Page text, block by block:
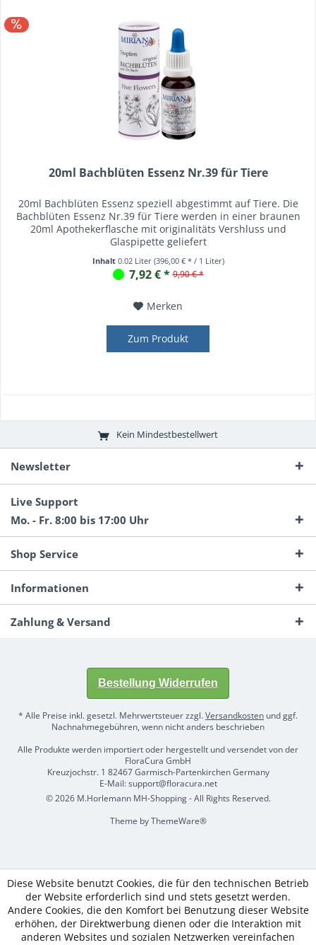
20ml Bachblüten Essenz Nr.39 für Tiere
20ml Bachblüten Essenz speziell abgestimmt auf Tiere. Die
Bachblüten Essenz Nr.39 für Tiere werden in einer braunen
20ml Apothekerflasche mit originalitäts Vershluss und
Glaspipette geliefert
Inhalt 0.02 Liter (396,00 € * / 1 Liter)
7,92 € * 9,90 € *
Merken
Zum Produkt
Kein Mindestbestellwert
Newsletter
Live Support
Mo. - Fr. 8:00 bis 17:00 Uhr
Shop Service
Informationen
Zahlung & Versand
Bestellung Widerrufen
* Alle Preise inkl. gesetzl. Mehrwertsteuer zzgl.Versandkosten und ggf.
Nachnahmegebühren, wenn nicht anders beschrieben
Alle Produkte werden importiert oder hergestellt und versendet von der
FloraCura GmbH
Kreuzjochstr. 1 82467 Garmisch-Partenkirchen Germany
E-Mail: support@floracura.net
© 2026 M.Horlemann MH-Shopping - All Rights Reserved.
Theme byThemeWare®
Diese Website benutzt Cookies, die für den technischen Betrieb
der Website erforderlich sind und stets gesetzt werden.
Andere Cookies, die den Komfort bei Benutzung dieser Website
erhöhen, der Direktwerbung dienen oder die Interaktion mit
anderen Websites und sozialen Netzwerken vereinfachen